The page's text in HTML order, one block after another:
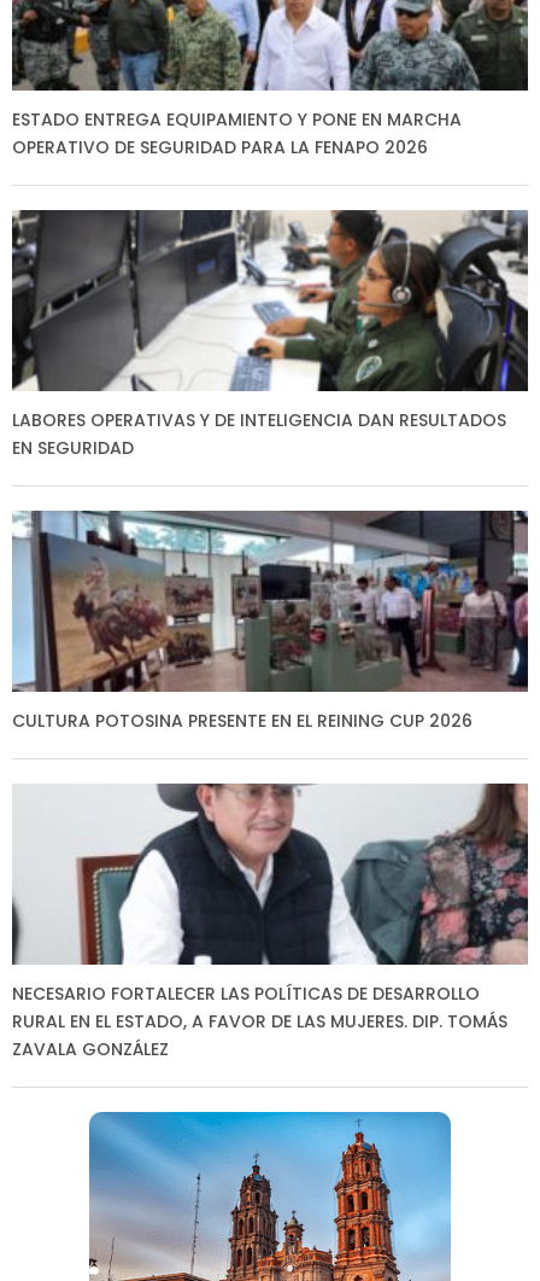
ESTADO ENTREGA EQUIPAMIENTO Y PONE EN MARCHA
OPERATIVO DE SEGURIDAD PARA LA FENAPO 2026
LABORES OPERATIVAS Y DE INTELIGENCIA DAN RESULTADOS
EN SEGURIDAD
CULTURA POTOSINA PRESENTE EN EL REINING CUP 2026
NECESARIO FORTALECER LAS POLÍTICAS DE DESARROLLO
RURAL EN EL ESTADO, A FAVOR DE LAS MUJERES. DIP. TOMÁS
ZAVALA GONZÁLEZ